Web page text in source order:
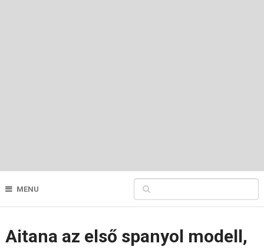
MENU
Aitana az első spanyol modell,